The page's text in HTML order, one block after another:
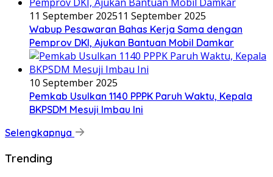
11 September 202511 September 2025
Wabup Pesawaran Bahas Kerja Sama dengan
Pemprov DKI, Ajukan Bantuan Mobil Damkar
10 September 2025
Pemkab Usulkan 1140 PPPK Paruh Waktu, Kepala
BKPSDM Mesuji Imbau Ini
Selengkapnya
Trending